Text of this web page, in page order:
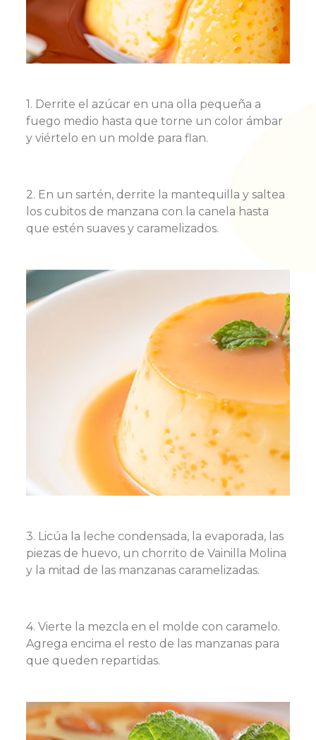
1. Derrite el azúcar en una olla pequeña a
fuego medio hasta que torne un color ámbar
y viértelo en un molde para flan.
2. En un sartén, derrite la mantequilla y saltea
los cubitos de manzana con la canela hasta
que estén suaves y caramelizados.
3. Licúa la leche condensada, la evaporada, las
piezas de huevo, un chorrito de Vainilla Molina
y la mitad de las manzanas caramelizadas.
4. Vierte la mezcla en el molde con caramelo.
Agrega encima el resto de las manzanas para
que queden repartidas.